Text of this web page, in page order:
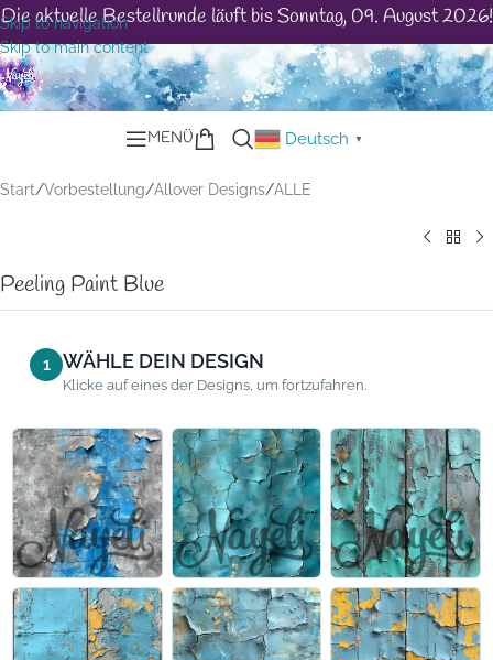
Skip to navigation
Skip to main content
Die aktuelle Bestellrunde läuft bis Sonntag, 09. August 2026!
MENÜ Deutsch ▼
Start/Vorbestellung/Allover Designs/ALLE
Peeling Paint Blue
1 WÄHLE DEIN DESIGN
Klicke auf eines der Designs, um fortzufahren.